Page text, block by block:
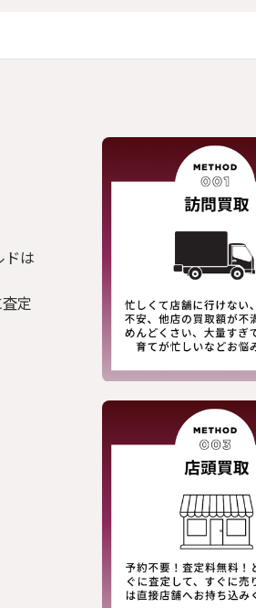
ドは
定